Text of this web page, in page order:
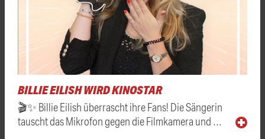
BILLIE EILISH WIRD KINOSTAR
🎬✨ Billie Eilish überrascht ihre Fans! Die Sängerin
tauscht das Mikrofon gegen die Filmkamera und …